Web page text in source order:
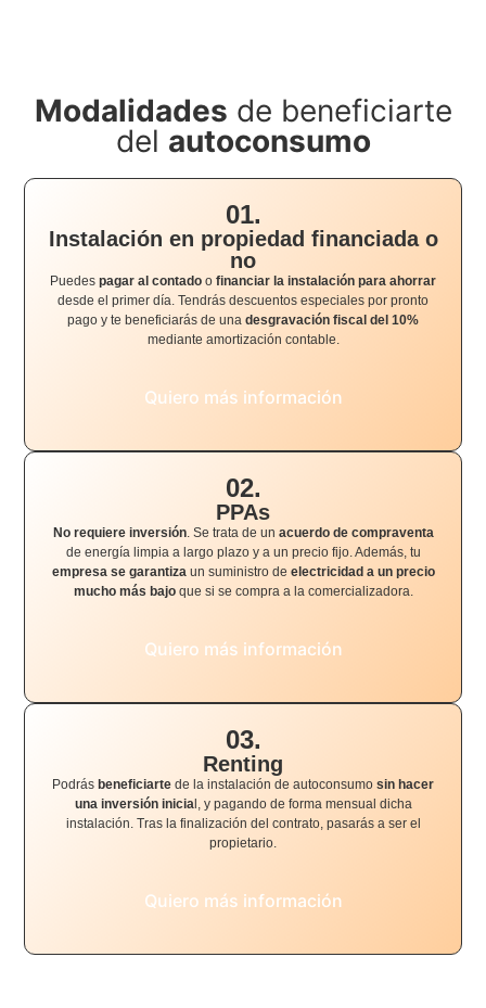
Modalidades de beneficiarte
del autoconsumo
01.
Instalación en propiedad financiada o
no
Puedes pagar al contado o financiar la instalación para ahorrar
desde el primer día. Tendrás descuentos especiales por pronto
pago y te beneficiarás de una desgravación fiscal del 10%
mediante amortización contable.
Quiero más información
02.
PPAs
No requiere inversión. Se trata de un acuerdo de compraventa
de energía limpia a largo plazo y a un precio fijo. Además, tu
empresa se garantiza un suministro de electricidad a un precio
mucho más bajoque si se compra a la comercializadora.
Quiero más información
03.
Renting
Podrás beneficiarte de la instalación de autoconsumo sin hacer
una inversión inicial, y pagando de forma mensual dicha
instalación. Tras la finalización del contrato, pasarás a ser el
propietario.
Quiero más información